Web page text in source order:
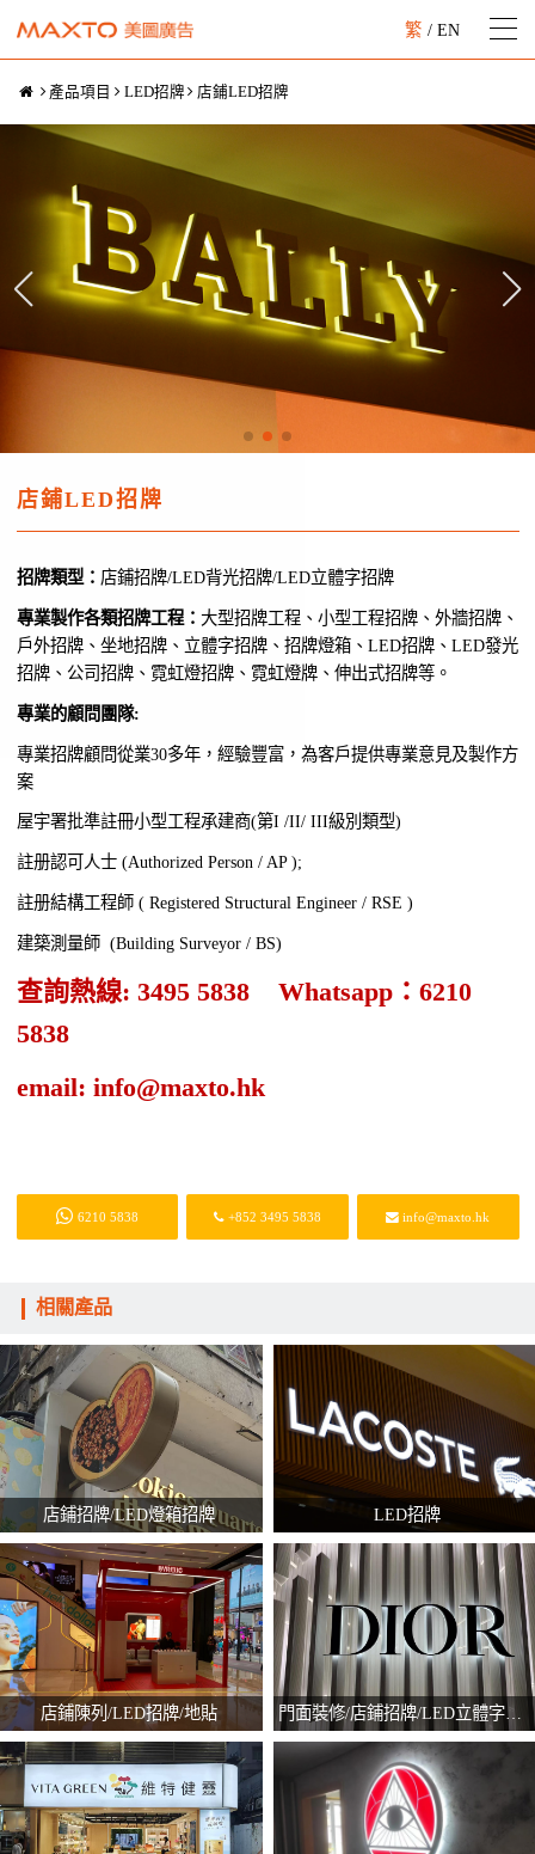
繁 / EN
產品項目 LED招牌 店鋪LED招牌
店鋪LED招牌
招牌類型： 店鋪招牌/LED背光招牌/LED立體字招牌
專業製作各類招牌工程： 大型招牌工程、小型工程招牌、外牆招牌、
戶外招牌、坐地招牌、立體字招牌、招牌燈箱、LED招牌、LED發光
招牌、公司招牌、霓虹燈招牌、霓虹燈牌、伸出式招牌等。
專業的顧問團隊:
專業招牌顧問從業30多年，經驗豐富，為客戶提供專業意見及製作方
案
屋宇署批準註冊小型工程承建商(第I /II/ III級別類型)
註册認可人士 (Authorized Person / AP );
註册結構工程師 ( Registered Structural Engineer / RSE )
建築測量師 (Building Surveyor / BS)
查詢熱線: 3495 5838 Whatsapp：6210
5838
email: info@maxto.hk
6210 5838 +852 3495 5838 info@maxto.hk
相關產品
店鋪招牌/LED燈箱招牌 LED招牌
店鋪陳列/LED招牌/地貼 門面裝修/店鋪招牌/LED立體字招牌